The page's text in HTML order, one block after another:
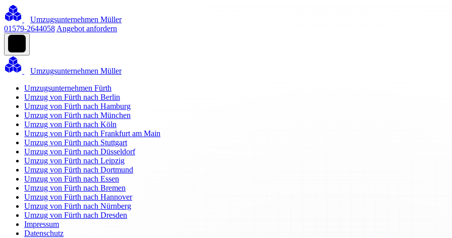
Umzugsunternehmen Müller
01579-2644058 Angebot anfordern
Umzugsunternehmen Müller
Umzugsunternehmen Fürth
Umzug von Fürth nach Berlin
Umzug von Fürth nach Hamburg
Umzug von Fürth nach München
Umzug von Fürth nach Köln
Umzug von Fürth nach Frankfurt am Main
Umzug von Fürth nach Stuttgart
Umzug von Fürth nach Düsseldorf
Umzug von Fürth nach Leipzig
Umzug von Fürth nach Dortmund
Umzug von Fürth nach Essen
Umzug von Fürth nach Bremen
Umzug von Fürth nach Hannover
Umzug von Fürth nach Nürnberg
Umzug von Fürth nach Dresden
Impressum
Datenschutz